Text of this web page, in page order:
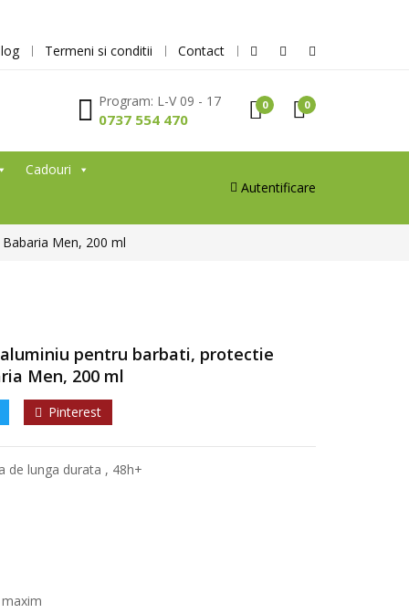
Termeni si conditii Contact
Program: L-V 09 - 17
0737 554 470
0 0
Cadouri
Autentificare
Men, 200 ml
pentru barbati, protectie
Men, 200 ml
Pinterest
de lunga durata , 48h+